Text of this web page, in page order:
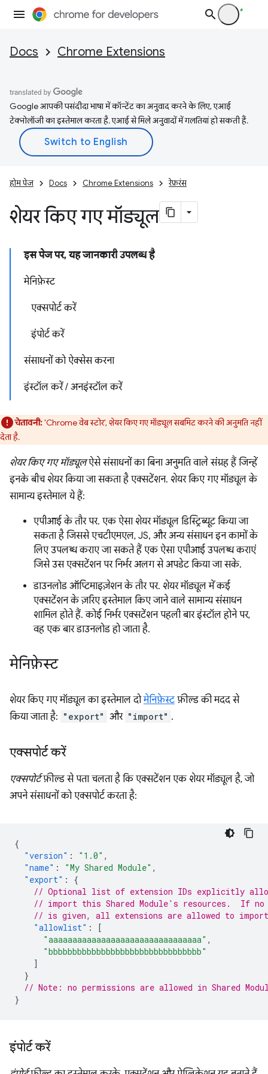
Docs Chrome Extensions
Google आपकी पसंदीदा भाषा में कॉन्टेंट का अनुवाद करने के लिए, एआई
टेक्नोलॉजी का इस्तेमाल करता है. एआई से मिले अनुवादों में गलतियां हो सकती हैं.
होम पेज Docs Chrome Extensions रेफ़रंस
शेयर किए गए मॉड्यूल
इस पेज पर, यह जानकारी उपलब्ध है
मेनिफ़ेस्ट
एक्सपोर्ट करें
इंपोर्ट करें
संसाधनों को ऐक्सेस करना
इंस्टॉल करें / अनइंस्टॉल करें
चेतावनी:'Chrome वेब स्टोर', शेयर किए गए मॉड्यूल सबमिट करने की अनुमति नहीं
देता है.
शेयर किए गए मॉड्यूलऐसे संसाधनों का बिना अनुमति वाले संग्रह हैं जिन्हें
इनके बीच शेयर किया जा सकता है एक्सटेंशन. शेयर किए गए मॉड्यूल के
सामान्य इस्तेमाल ये हैं:
एपीआई के तौर पर. एक ऐसा शेयर मॉड्यूल डिस्ट्रिब्यूट किया जा
सकता है जिससे एचटीएमएल, JS, और अन्य संसाधन इन कामों के
लिए उपलब्ध कराए जा सकते हैं एक ऐसा एपीआई उपलब्ध कराएं
जिसे उस एक्सटेंशन पर निर्भर अलग से अपडेट किया जा सके.
डाउनलोड ऑप्टिमाइज़ेशन के तौर पर. शेयर मॉड्यूल में कई
एक्सटेंशन के ज़रिए इस्तेमाल किए जाने वाले सामान्य संसाधन
शामिल होते हैं. कोई निर्भर एक्सटेंशन पहली बार इंस्टॉल होने पर,
वह एक बार डाउनलोड हो जाता है.
मेनिफ़ेस्ट
शेयर किए गए मॉड्यूल का इस्तेमाल दोमेनिफ़ेस्टफ़ील्ड की मदद से
किया जाता है: "export" और "import" .
एक्सपोर्ट करें
एक्सपोर्टफ़ील्ड से पता चलता है कि एक्सटेंशन एक शेयर मॉड्यूल है, जो
अपने संसाधनों को एक्सपोर्ट करता है:
{
"version" : "1.0" ,
"name" : "My Shared Module" ,
"export" :
{
// Optional list of extension IDs explicitly
// import this Shared Module's resources.  If
// is given, all extensions are allowed to
"allowlist" :
[
"aaaaaaaaaaaaaaaaaaaaaaaaaaaaaaaa" ,
"bbbbbbbbbbbbbbbbbbbbbbbbbbbbbbbb"
]
}
// Note: no permissions are allowed in Shared
}
इंपोर्ट करें